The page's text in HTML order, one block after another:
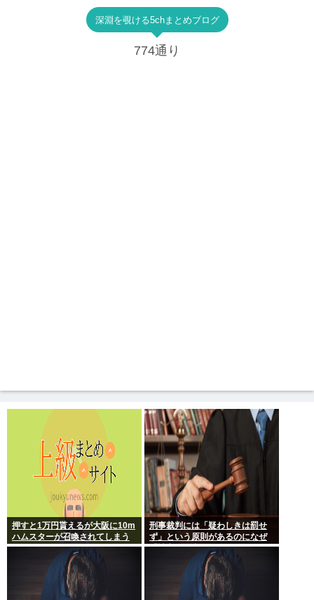
深淵を覗ける5chまとめブログ
774通り
押すと1万円貰えるが大阪に10m
ハムスターが召喚されてしまう
ボタン
刑事裁判には「疑わしきは罰せ
ず」という原則があるのになぜ
「性交の同意がなかった」とい
う確かめようが無いもので有罪
になるの？